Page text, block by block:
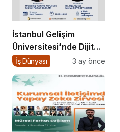
İstanbul Gelişim
Üniversitesi’nde Dijital
Markalaşma 1.0
İş Dünyası 3 ay önce